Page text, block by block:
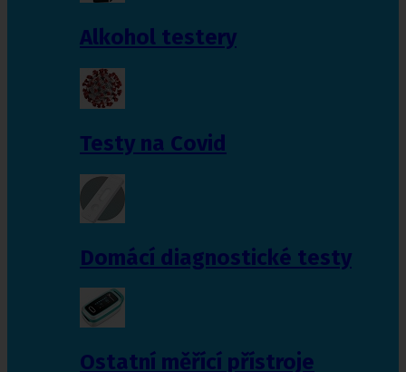
Alkohol testery
Testy na Covid
Domácí diagnostické testy
Ostatní měřící přístroje